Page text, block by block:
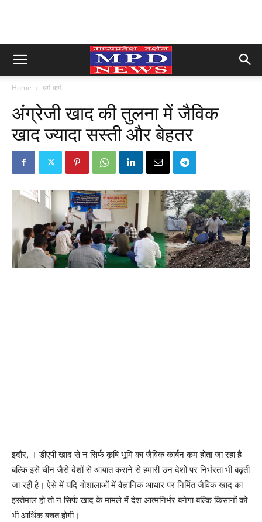
Home धर्म-कर्म
अंग्रेजी खाद की तुलना में जैविक
खाद ज्यादा सस्ती और बेहतर
इंदौर, । डीएपी खाद से न सिर्फ कृषि भूमि का जैविक कार्बन कम होता जा रहा है
बल्कि इसे चीन जैसे देशों से आयात कराने से हमारी उन देशों पर निर्भरता भी बढ़ती
जा रही है। ऐसे में यदि गोशालाओं में वैज्ञानिक आधार पर निर्मित जैविक खाद का
इस्तेमाल हो तो न सिर्फ खाद के मामले में देश आत्मनिर्भर बनेगा बल्कि किसानों को
भी आर्थिक बचत होगी।